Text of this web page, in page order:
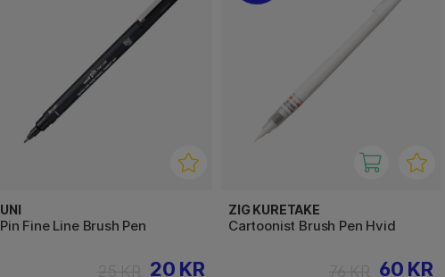
UNI
Pin Fine Line Brush Pen
20 KR
ZIG KURETAKE
Cartoonist Brush Pen Hvid
60 KR